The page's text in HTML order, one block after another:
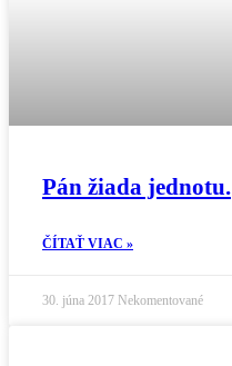
Pán žiada jednotu.
ČÍTAŤ VIAC »
30. júna 2017 Nekomentované